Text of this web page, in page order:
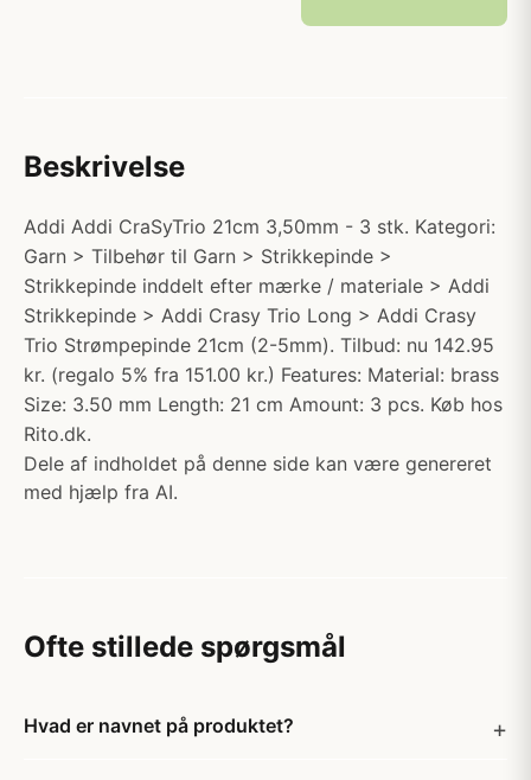
Beskrivelse
Addi Addi CraSyTrio 21cm 3,50mm - 3 stk. Kategori:
Garn > Tilbehør til Garn > Strikkepinde >
Strikkepinde inddelt efter mærke / materiale > Addi
Strikkepinde > Addi Crasy Trio Long > Addi Crasy
Trio Strømpepinde 21cm (2-5mm). Tilbud: nu 142.95
kr. (regalo 5% fra 151.00 kr.) Features: Material: brass
Size: 3.50 mm Length: 21 cm Amount: 3 pcs. Køb hos
Rito.dk.
Dele af indholdet på denne side kan være genereret
med hjælp fra AI.
Ofte stillede spørgsmål
Hvad er navnet på produktet?